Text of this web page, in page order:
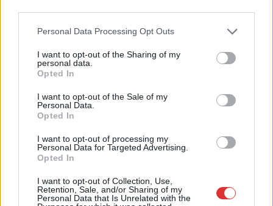
Please note that this website/app uses one or more Google
not limited to your visit or usage behaviour. You may click to
grant or deny consent to Google and its third-party tags to
use your data for below specified purposes in below Google
consent section.
Personal Data Processing Opt Outs
I want to opt-out of the Sharing of my
personal data.
Opted In
I want to opt-out of the Sale of my
Personal Data.
Opted In
I want to opt-out of processing my
Personal Data for Targeted Advertising.
Opted In
I want to opt-out of Collection, Use,
Retention, Sale, and/or Sharing of my
Personal Data that Is Unrelated with the
Szolnokon egy kulcsfontosságú körforgalmat részlegesen
lezárnak a napokban, a közlekedés az átlagost is meghaladó
Elromlott a biztosítóberendezés a ceglédi vasútvonalon,
alapos késések alakultak ki a menetrendhez képest,
kimaradás is előfordult
Ön szerint hogy készül a hamisítatlan szolnoki habos isler?
Országos ellenőrzés indult a hazai akkumulátoripari
üzemekben
kiskereskedelemben